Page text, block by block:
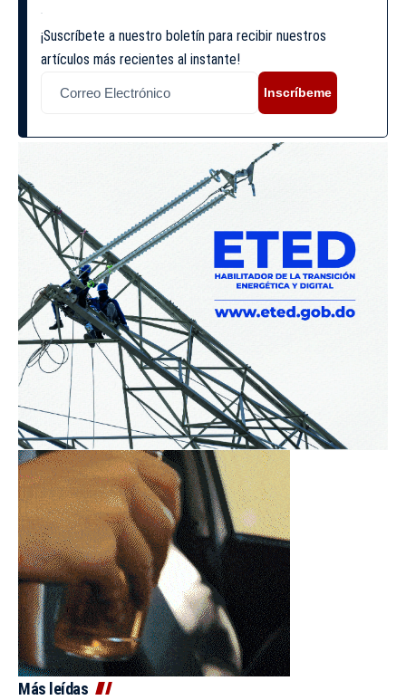
¡Suscríbete a nuestro boletín para recibir nuestros
artículos más recientes al instante!
Inscríbeme
Más leídas